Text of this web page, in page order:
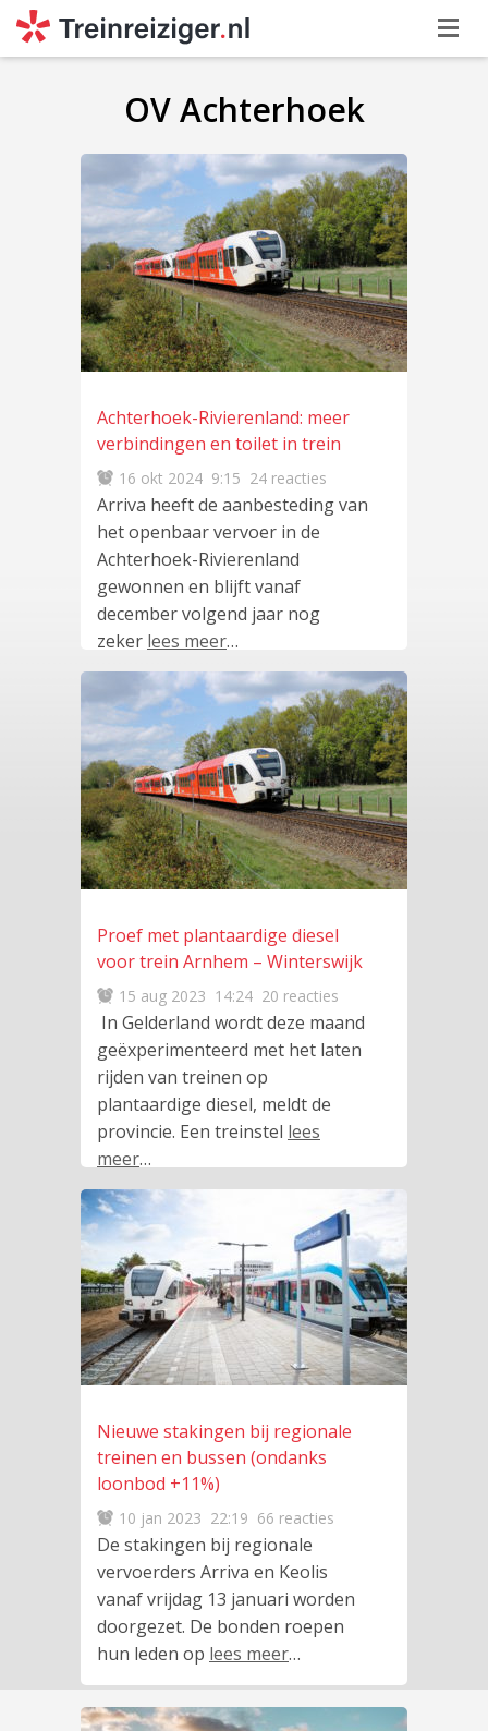
OV Achterhoek
Achterhoek-Rivierenland: meer
verbindingen en toilet in trein
16 okt 2024 9:15 24 reacties
Arriva heeft de aanbesteding van
het openbaar vervoer in de
Achterhoek-Rivierenland
gewonnen en blijft vanaf
december volgend jaar nog
zeker lees meer…
Proef met plantaardige diesel
voor trein Arnhem – Winterswijk
15 aug 2023 14:24 20 reacties
In Gelderland wordt deze maand
geëxperimenteerd met het laten
rijden van treinen op
plantaardige diesel, meldt de
provincie. Een treinstel lees
meer…
Nieuwe stakingen bij regionale
treinen en bussen (ondanks
loonbod +11%)
10 jan 2023 22:19 66 reacties
De stakingen bij regionale
vervoerders Arriva en Keolis
vanaf vrijdag 13 januari worden
doorgezet. De bonden roepen
hun leden op lees meer…